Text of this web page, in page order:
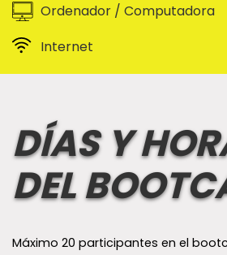
Ordenador / Computadora
Internet
DÍAS Y
DEL
Máximo 20 participantes en el